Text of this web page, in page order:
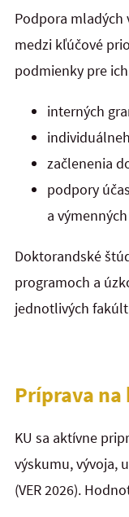
Podpora
medzi kľúčové
podmienky pre
interných
začlenenia
podpory
a
Doktorandské
programoch a
jednotlivých
Príprava na
KU sa aktívne
výskumu, vývoja,
(VER 2026).